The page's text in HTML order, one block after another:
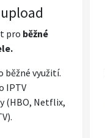
upload
pro běžné
využití.
IPTV
(HBO, Netflix,